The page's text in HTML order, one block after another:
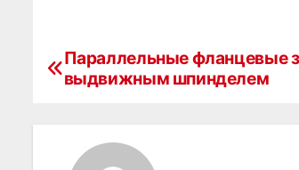
НПараллельные фланцевые
выдвижным шпинделем